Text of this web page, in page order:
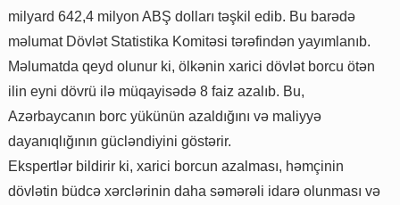
milyard 642,4 milyon ABŞ dolları təşkil edib. Bu barədə
məlumat Dövlət Statistika Komitəsi tərəfindən yayımlanıb.
Məlumatda qeyd olunur ki, ölkənin xarici dövlət borcu ötən
ilin eyni dövrü ilə müqayisədə 8 faiz azalıb. Bu,
Azərbaycanın borc yükünün azaldığını və maliyyə
dayanıqlığının gücləndiyini göstərir.
Ekspertlər bildirir ki, xarici borcun azalması, həmçinin
dövlətin büdcə xərclərinin daha səmərəli idarə olunması və